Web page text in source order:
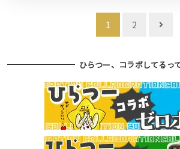
ビ
1 2
ひらつー、コラボしてるっ